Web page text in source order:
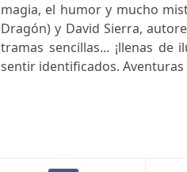
magia, el humor y mucho
Dragón) y David Sierra,
tramas sencillas... ¡llenas
sentir identificados.